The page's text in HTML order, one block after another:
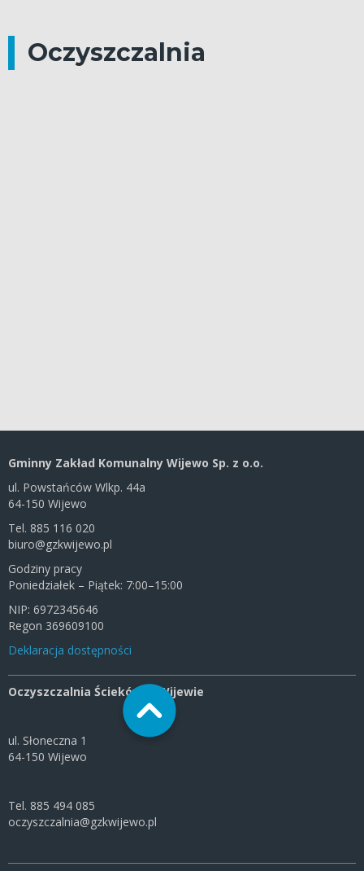
Oczyszczalnia
Gminny Zakład Komunalny Wijewo Sp. z o.o.
ul. Powstańców Wlkp. 44a
64-150 Wijewo
Tel. 885 116 020
biuro@gzkwijewo.pl
Godziny pracy
Poniedziałek – Piątek: 7:00–15:00
NIP: 6972345646
Regon 369609100
Deklaracja dostępności
Oczyszczalnia Ścieków w Wijewie
ul. Słoneczna 1
64-150 Wijewo
Tel. 885 494 085
oczyszczalnia@gzkwijewo.pl